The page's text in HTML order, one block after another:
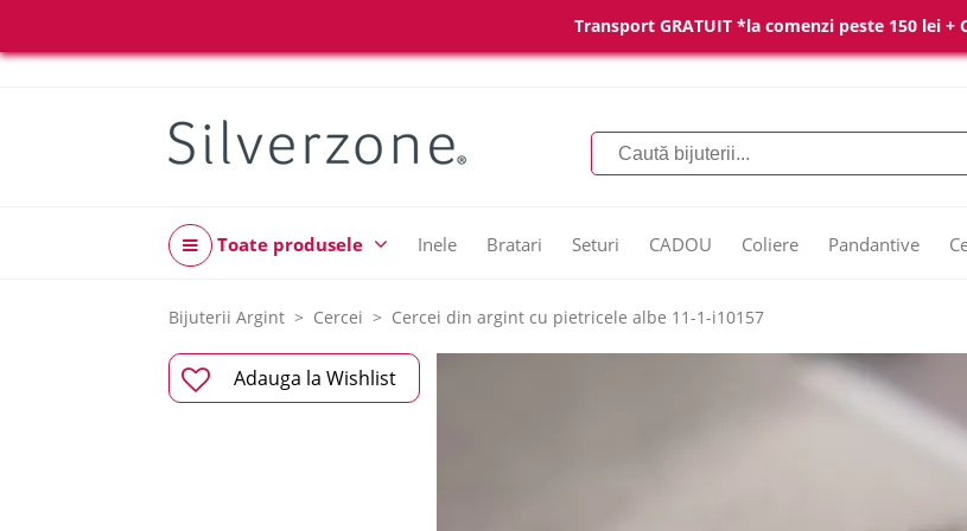
Transport GRATUIT *la comenzi peste 150 lei +
Toate produsele Inele Bratari Seturi CADOU Coliere Pandantive
Bijuterii Argint Cercei Cercei din argint cu pietricele albe 11-1-i10157
Adauga la Wishlist